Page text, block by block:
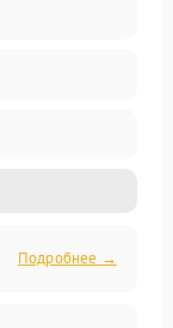
Подробнее →